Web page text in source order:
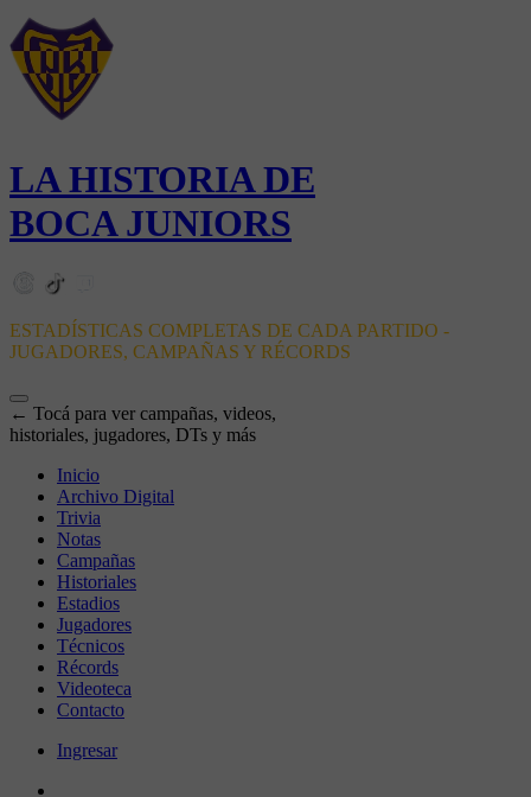
LA HISTORIA DE
BOCA JUNIORS
ESTADÍSTICAS COMPLETAS DE CADA PARTIDO -
JUGADORES, CAMPAÑAS Y RÉCORDS
← Tocá para ver campañas, videos,
historiales, jugadores, DTs y más
Inicio
Archivo Digital
Trivia
Notas
Campañas
Historiales
Estadios
Jugadores
Técnicos
Récords
Videoteca
Contacto
Ingresar